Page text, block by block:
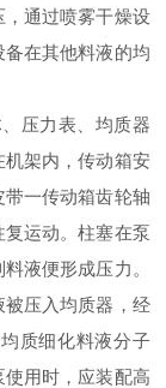
，通过喷雾干燥设
在其他料液的均
压力表、均质器
架内，传动箱安
一传动箱齿轮轴
运动。柱塞在泵
液便形成压力。
压入均质器，经
质细化料液分子
用时，应装配高